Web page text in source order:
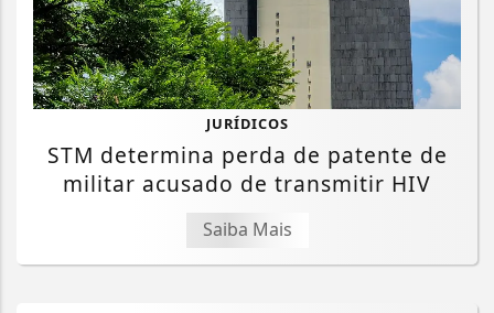
JURÍDICOS
STM determina perda de patente de
militar acusado de transmitir HIV
Saiba Mais